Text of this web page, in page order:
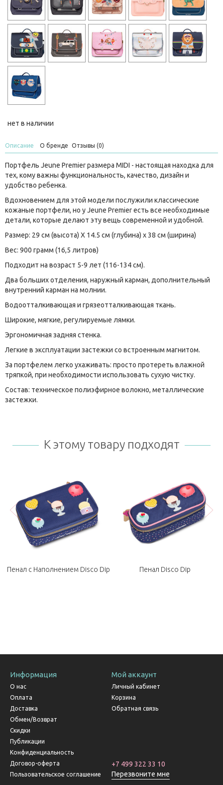
нет в наличии
Описание О бренде Отзывы (0)
Портфель Jeune Premier размера MIDI - настоящая находка для
тех, кому важны функциональность, качество, дизайн и
удобство ребенка.
Вдохновением для этой модели послужили классические
кожаные портфели, но у Jeune Premier есть все необходимые
детали, которые делают эту вещь современной и удобной.
Размер: 29 см (высота) Х 14.5 см (глубина) x 38 см (ширина)
Вес: 900 грамм (16,5 литров)
Подходит на возраст 5-9 лет (116-134 см).
Два больших отделения, наружный карман, дополнительный
внутренний карман на молнии.
Водоотталкивающая и грязеотталкивающая ткань.
Широкие, мягкие, регулируемые лямки.
Эргономичная задняя стенка.
Легкие в эксплуатации застежки со встроенным магнитом.
За портфелем легко ухаживать: просто протереть влажной
тряпкой, при необходимости использовать сухую чистку.
Состав: техническое полиэфирное волокно, металлические
застежки.
К этому товару подходят
Пенал с Наполнением Disco Dip Пенал Disco Dip
Информация
О нас
Оплата
Доставка
Обмен/Возврат
Скидки
Публикации
Конфиденциальность
Договор-оферта
Пользовательское соглашение
Мой аккаунт
Личный кабинет
Корзина
Обратная связь
+7 499 322 33 10
Перезвоните мне